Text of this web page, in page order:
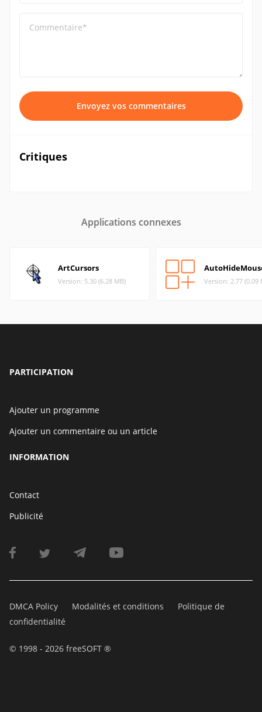
Commentaire*
Envoyez vos commentaires
Critiques
Applications connexes
ArtCursors
Version: 5.30 (6.28 MB) Version: 2.77 (0.09
PARTICIPATION
Ajouter un programme
Ajouter un commentaire ou un article
INFORMATION
Contact
Publicité
DMCA Policy Modalités et conditions
Politique de
confidentialité
© 1998 - 2026 freeSOFT ®